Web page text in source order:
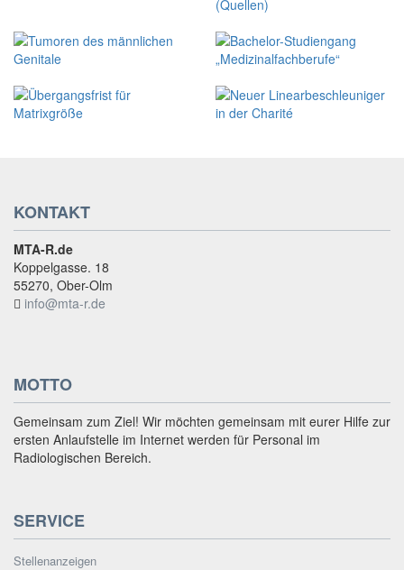
KONTAKT
MTA-R.de
Koppelgasse. 18
55270, Ober-Olm
info@mta-r.de
MOTTO
Gemeinsam zum Ziel! Wir möchten gemeinsam mit eurer Hilfe zur
ersten Anlaufstelle im Internet werden für Personal im
Radiologischen Bereich.
SERVICE
Stellenanzeigen